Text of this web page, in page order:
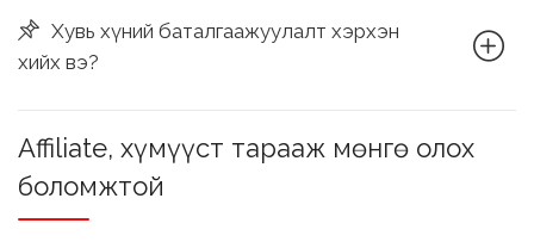
Хувь хүний баталгаажуулалт хэрхэн
хийх вэ?
Affiliate, хүмүүст тарааж мөнгө олох
боломжтой